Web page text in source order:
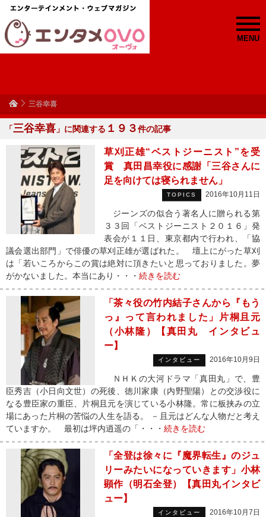
MENU
三谷幸喜
「三谷幸喜 」に関連する １９３件の記事
草刈正雄“ベストジーニスト”を受
賞 真田昌幸役に感謝「三谷さんに
足を向けては寝られません」
TOPICS 2016年10月11日
ジーンズの似合う著名人に贈られる第
３３回「ベストジーニスト２０１６」発
表会が１１日、東京都内で行われ、「協
議会選出部門」で俳優の草刈正雄が選ばれた。 壇上にがった草刈
は「若いころからこの賞は絶対に頂きたいと思っておりました。夢
がかないました。本当にあり・・・ 続きを読む
「茶々役の竹内結子さんから『もう
っ』って言われました」片桐且元
（小林隆）【真田丸 インタビュ
ー】
インタビュー 2016年10月9日
ＮＨＫの大河ドラマ「真田丸」で、豊
臣秀吉（小日向文世）の死後、徳川家康（内野聖陽）との交渉役に
なる豊臣家の重臣、片桐且元を演じている小林隆。常に板挟みの立
場にあった片桐の苦悩の人生を語る。 －且元はどんな人物だと考え
ていますか。 最初は坪内逍遥の「・・・ 続きを読む
「全登は徐々に『魔界転生』のジュ
リーみたいになっていきます」小林
顕作（明石全登）【真田丸インタビ
ュー】
インタビュー 2016年10月7日